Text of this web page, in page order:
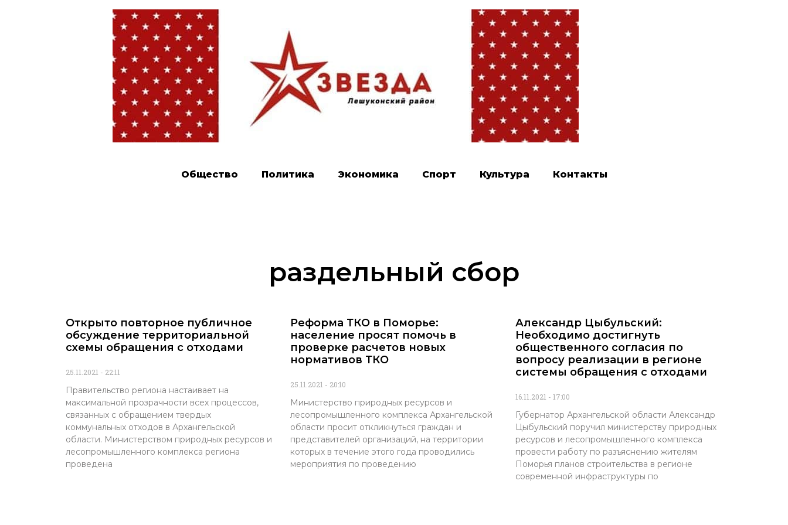
Общество Политика Экономика Спорт Культура Контакты
раздельный сбор
Открыто повторное публичное
обсуждение территориальной
схемы обращения с отходами
25.11.2021 22:11
Правительство региона настаивает на
максимальной прозрачности всех процессов,
связанных с обращением твердых
коммунальных отходов в Архангельской
области. Министерством природных ресурсов и
лесопромышленного комплекса региона
проведена
Реформа ТКО в Поморье:
население просят помочь в
проверке расчетов новых
нормативов ТКО
25.11.2021 20:10
Министерство природных ресурсов и
лесопромышленного комплекса Архангельской
области просит откликнуться граждан и
представителей организаций, на территории
которых в течение этого года проводились
мероприятия по проведению
Александр Цыбульский:
Необходимо достигнуть
общественного согласия по
вопросу реализации в регионе
системы обращения с отходами
16.11.2021 17:00
Губернатор Архангельской области Александр
Цыбульский поручил министерству природных
ресурсов и лесопромышленного комплекса
провести работу по разъяснению жителям
Поморья планов строительства в регионе
современной инфраструктуры по